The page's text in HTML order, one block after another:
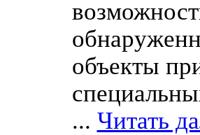
объекты
... Читать